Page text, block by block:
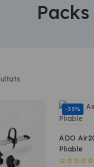
-35%
ADO
Pliable